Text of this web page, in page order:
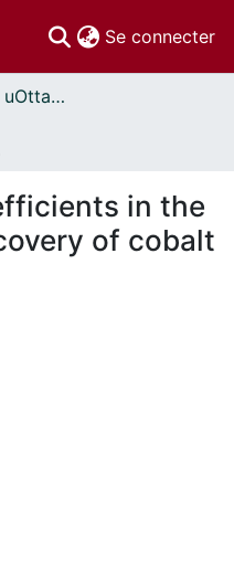
Se connecter
Thèses uOttawa // uOttawa Theses
in the
of cobalt